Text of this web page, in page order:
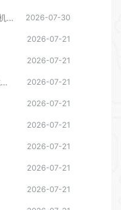
幻兽帕鲁/Palworld 单机/网络联机 （更新v1.0.1.10619） 2026-07-30
2026-07-21
2026-07-21
POJANGMACHA :韩国街头小吃模拟器 2026-07-21
2026-07-21
2026-07-21
2026-07-21
2026-07-21
2026-07-21